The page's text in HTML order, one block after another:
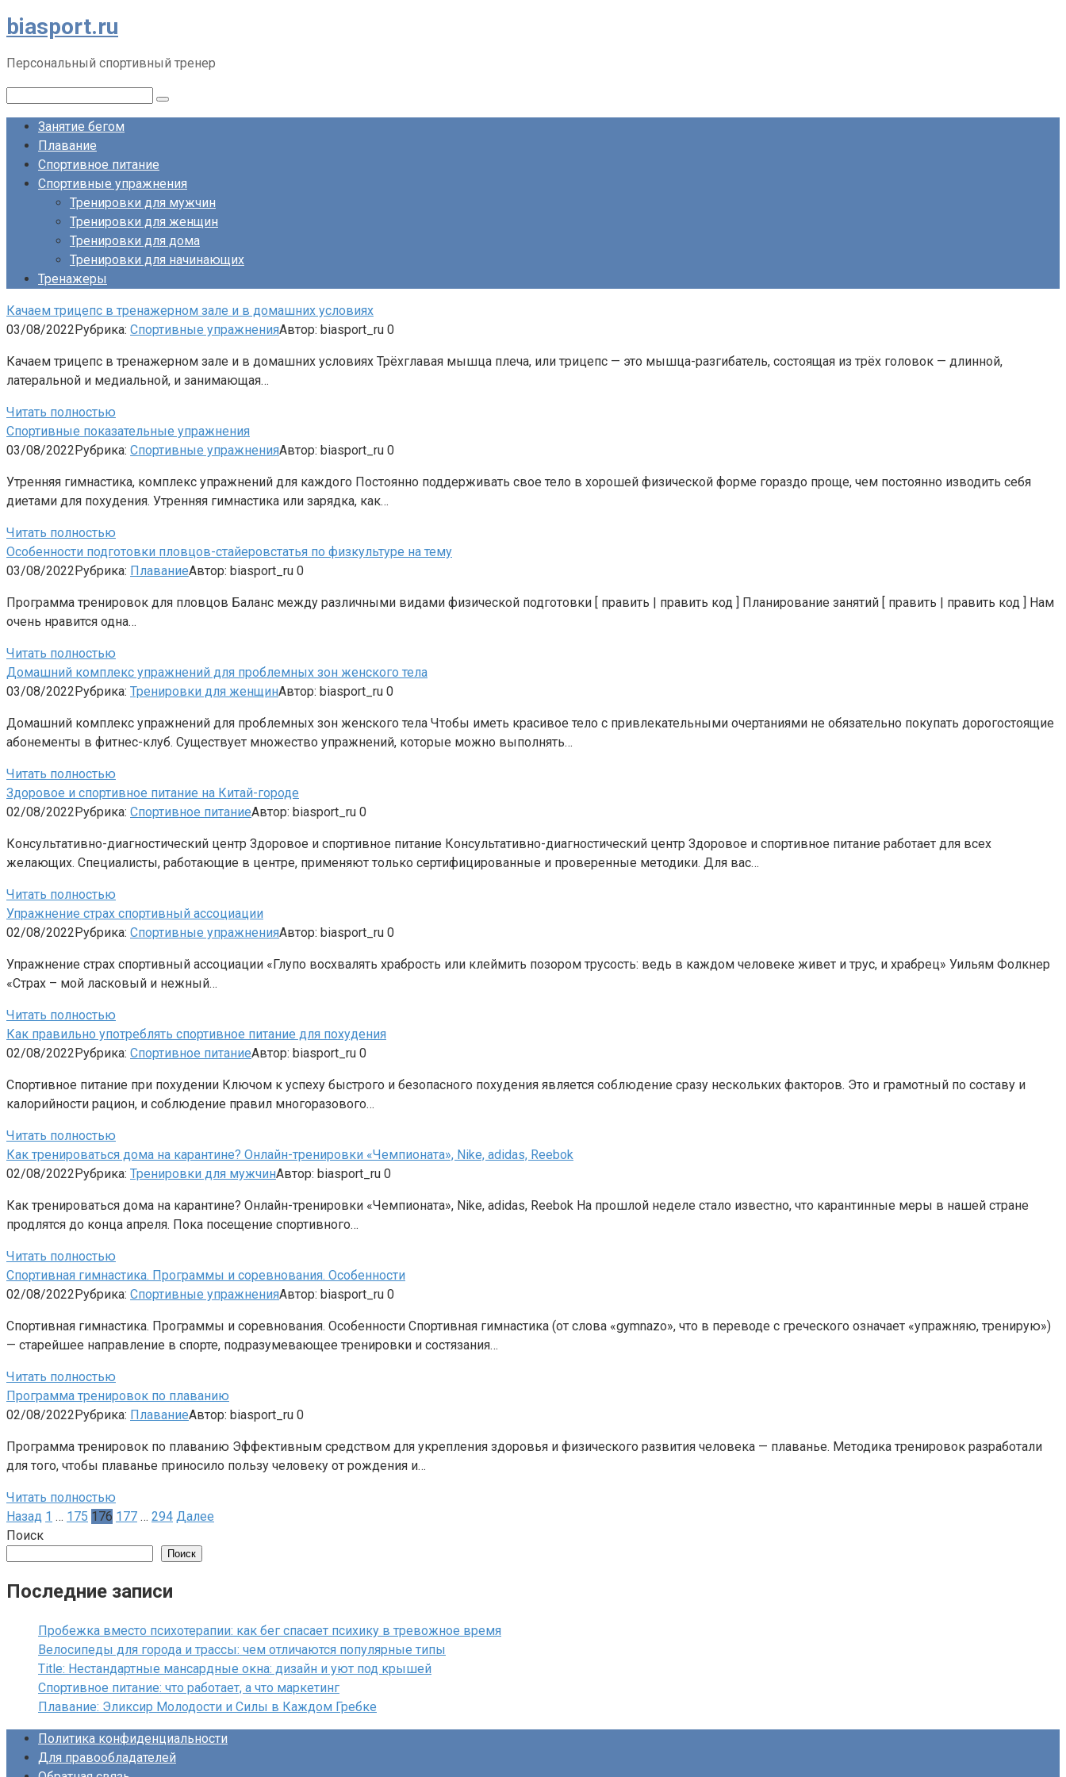
Перейти
к
контенту
biasport.ru
Персональный спортивный тренер
Занятие бегом
Плавание
Спортивное питание
Спортивные упражнения
Тренировки для мужчин
Тренировки для женщин
Тренировки для дома
Тренировки для начинающих
Тренажеры
Качаем трицепс в тренажерном зале и в домашних условиях
03/08/2022Рубрика: Спортивные упражненияАвтор: biasport_ru 0
Качаем трицепс в тренажерном зале и в домашних условиях Трёхглавая мышца плеча, или трицепс — это мышца-разгибатель, состоящая из трёх головок — длинной,
латеральной и медиальной, и занимающая…
Читать полностью
Спортивные показательные упражнения
03/08/2022Рубрика: Спортивные упражненияАвтор: biasport_ru 0
Утренняя гимнастика, комплекс упражнений для каждого Постоянно поддерживать свое тело в хорошей физической форме гораздо проще, чем постоянно изводить себя
диетами для похудения. Утренняя гимнастика или зарядка, как…
Читать полностью
Особенности подготовки пловцов-стайеровстатья по физкультуре на тему
03/08/2022Рубрика: ПлаваниеАвтор: biasport_ru 0
Программа тренировок для пловцов Баланс между различными видами физической подготовки [ править | править код ] Планирование занятий [ править | править код ] Нам
очень нравится одна…
Читать полностью
Домашний комплекс упражнений для проблемных зон женского тела
03/08/2022Рубрика: Тренировки для женщинАвтор: biasport_ru 0
Домашний комплекс упражнений для проблемных зон женского тела Чтобы иметь красивое тело с привлекательными очертаниями не обязательно покупать дорогостоящие
абонементы в фитнес-клуб. Существует множество упражнений, которые можно выполнять…
Читать полностью
Здоровое и спортивное питание на Китай-городе
02/08/2022Рубрика: Спортивное питаниеАвтор: biasport_ru 0
Консультативно-диагностический центр Здоровое и спортивное питание Консультативно-диагностический центр Здоровое и спортивное питание работает для всех
желающих. Специалисты, работающие в центре, применяют только сертифицированные и проверенные методики. Для вас…
Читать полностью
Упражнение страх спортивный ассоциации
02/08/2022Рубрика: Спортивные упражненияАвтор: biasport_ru 0
Упражнение страх спортивный ассоциации «Глупо восхвалять храбрость или клеймить позором трусость: ведь в каждом человеке живет и трус, и храбрец» Уильям Фолкнер
«Страх – мой ласковый и нежный…
Читать полностью
Как правильно употреблять спортивное питание для похудения
02/08/2022Рубрика: Спортивное питаниеАвтор: biasport_ru 0
Спортивное питание при похудении Ключом к успеху быстрого и безопасного похудения является соблюдение сразу нескольких факторов. Это и грамотный по составу и
калорийности рацион, и соблюдение правил многоразового…
Читать полностью
Как тренироваться дома на карантине? Онлайн-тренировки «Чемпионата», Nike, adidas, Reebok
02/08/2022Рубрика: Тренировки для мужчинАвтор: biasport_ru 0
Как тренироваться дома на карантине? Онлайн-тренировки «Чемпионата», Nike, adidas, Reebok На прошлой неделе стало известно, что карантинные меры в нашей стране
продлятся до конца апреля. Пока посещение спортивного…
Читать полностью
Спортивная гимнастика. Программы и соревнования. Особенности
02/08/2022Рубрика: Спортивные упражненияАвтор: biasport_ru 0
Спортивная гимнастика. Программы и соревнования. Особенности Спортивная гимнастика (от слова «gymnazo», что в переводе с греческого означает «упражняю, тренирую»)
— старейшее направление в спорте, подразумевающее тренировки и состязания…
Читать полностью
Программа тренировок по плаванию
02/08/2022Рубрика: ПлаваниеАвтор: biasport_ru 0
Программа тренировок по плаванию Эффективным средством для укрепления здоровья и физического развития человека — плаванье. Методика тренировок разработали
для того, чтобы плаванье приносило пользу человеку от рождения и…
Читать полностью
Пагинация
записей
Назад 1 … 175 176 177 … 294 Далее
Поиск
Поиск
Последние записи
Пробежка вместо психотерапии: как бег спасает психику в тревожное время
Велосипеды для города и трассы: чем отличаются популярные типы
Title: Нестандартные мансардные окна: дизайн и уют под крышей
Спортивное питание: что работает, а что маркетинг
Плавание: Эликсир Молодости и Силы в Каждом Гребке
Политика конфиденциальности
Для правообладателей